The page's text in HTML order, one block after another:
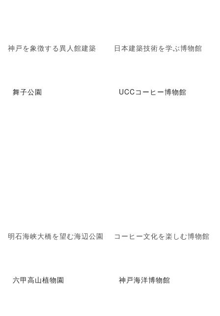
神戸を象徴する異人館建築 日本建築技術を学ぶ博物館
舞子公園
明石海峡大橋を望む海辺公園
UCCコーヒー博物館
コーヒー文化を楽しむ博物館
六甲高山植物園 神戸海洋博物館